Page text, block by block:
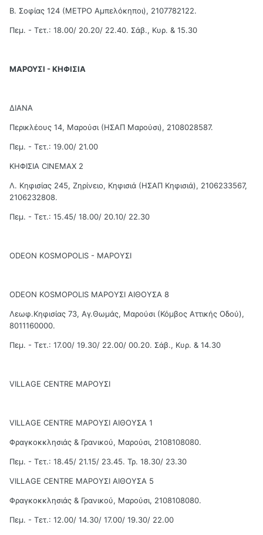
Β. Σοφίας 124 (ΜΕΤΡΟ Αμπελόκηποι), 2107782122.
Πεμ. - Τετ.: 18.00/ 20.20/ 22.40. Σάβ., Κυρ. & 15.30
ΜΑΡΟΥΣΙ - ΚHΦΙΣΙΑ
ΔΙΑΝΑ
Περικλέους 14, Μαρούσι (ΗΣΑΠ Μαρούσι), 2108028587.
Πεμ. - Τετ.: 19.00/ 21.00
ΚΗΦΙΣΙΑ CINEMAX 2
Λ. Κηφισίας 245, Ζηρίνειο, Κηφισιά (ΗΣΑΠ Κηφισιά), 2106233567,
2106232808.
Πεμ. - Τετ.: 15.45/ 18.00/ 20.10/ 22.30
ODEON KOSMOPOLIS - ΜΑΡΟΥΣΙ
ODEON KOSMOPOLIS ΜΑΡΟΥΣΙ ΑΙΘΟΥΣΑ 8
Λεωφ.Κηφισίας 73, Αγ.Θωμάς, Μαρούσι (Κόμβος Αττικής Οδού),
8011160000.
Πεμ. - Τετ.: 17.00/ 19.30/ 22.00/ 00.20. Σάβ., Κυρ. & 14.30
VILLAGE CENTRE ΜΑΡΟΥΣΙ
VILLAGE CENTRE ΜΑΡΟΥΣΙ ΑΙΘΟΥΣΑ 1
Φραγκοκκλησιάς & Γρανικού, Μαρούσι, 2108108080.
Πεμ. - Τετ.: 18.45/ 21.15/ 23.45. Τρ. 18.30/ 23.30
VILLAGE CENTRE ΜΑΡΟΥΣΙ ΑΙΘΟΥΣΑ 5
Φραγκοκκλησιάς & Γρανικού, Μαρούσι, 2108108080.
Πεμ. - Τετ.: 12.00/ 14.30/ 17.00/ 19.30/ 22.00